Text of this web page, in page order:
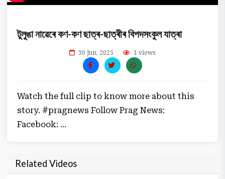
টুলুঙা নাৱেৰে কণ-কণ ছাত্ৰ-ছাত্ৰীৰ বিপদসংকুল যাত্ৰা
30 Jun, 2025 1 views
Watch the full clip to know more about this
story. #pragnews Follow Prag News:
Facebook: ...
Related Videos